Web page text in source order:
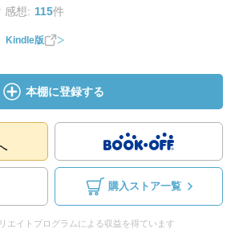
感想: 115件
Kindle版
本棚に登録する
購入ストア一覧
エイトプログラムによる収益を得ています